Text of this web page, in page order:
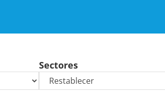
Sectores